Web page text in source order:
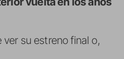
su estreno final o,